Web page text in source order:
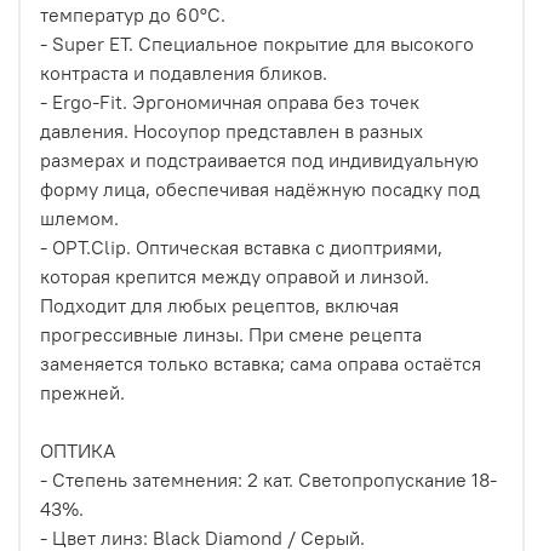
температур до 60°C.
- Super ET. Специальное покрытие для высокого
контраста и подавления бликов.
- Ergo-Fit. Эргономичная оправа без точек
давления. Носоупор представлен в разных
размерах и подстраивается под индивидуальную
форму лица, обеспечивая надёжную посадку под
шлемом.
- OPT.Clip. Оптическая вставка с диоптриями,
которая крепится между оправой и линзой.
Подходит для любых рецептов, включая
прогрессивные линзы. При смене рецепта
заменяется только вставка; сама оправа остаётся
прежней.
ОПТИКА
- Степень затемнения: 2 кат. Cветопропускание 18-
43%.
- Цвет линз: Black Diamond / Серый.